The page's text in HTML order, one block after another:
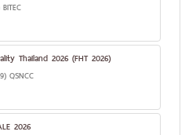
Thailand 2026 (FHT 2026)
QSNCC
2026